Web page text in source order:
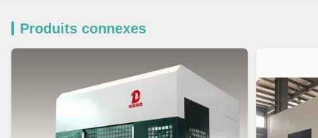
Produits connexes